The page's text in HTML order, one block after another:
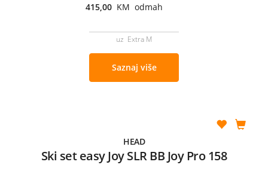
415,00 KM odmah
uz Extra M
Saznaj više
HEAD
Ski set easy Joy SLR BB Joy Pro 158